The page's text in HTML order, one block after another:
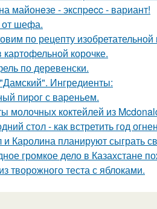
майонeзе - экспpecc - вариант!
шефа.
по рецепту изобретательной
корочке.
по деревенски.
Ингредиенты:
пиpог с ваpеньем.
молочных коктейлей из
стол - как встретить год
и Каролина планируют сыграть
громкое дело в Казахстане
творожного теста с яблоками.